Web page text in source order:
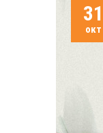
31
окт